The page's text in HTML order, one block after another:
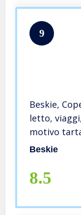
9
Beskie,
letto,
motivo
per la casa,
Beskie
8.5